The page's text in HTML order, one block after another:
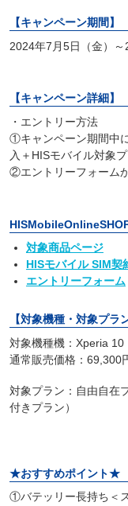
【キャンペーン期間】
2024年7月5日（金）～
【キャンペーン詳細】
・エントリー方法
①キャンペーン期間中
入＋HISモバイル対象
②エントリーフォーム
対象商品ページ
HISモバイル SIM契
エントリーフォーム
【対象機種・対象プラン
対象機種機：
通常販売価格：69,300
対象プラン：自由自在
付きプラン）
★おすすめポイント★
①バテッリー長持ち＜